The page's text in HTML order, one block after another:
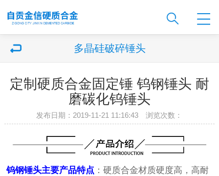
多晶硅破碎锤头
定制硬质合金固定锤 钨钢锤头 耐
磨碳化钨锤头
发布日期：2019-11-21 11:16:43 浏览次数：
钨钢锤头主要产品特点 ：硬质合金材质硬度高，高耐